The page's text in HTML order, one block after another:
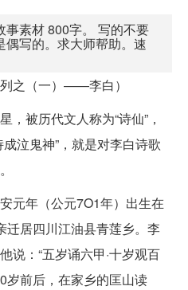
素材 800字。 写的不要
偶写的。求大师帮助。速
之（一）——李白）
，被历代文人称为“诗仙”，
泣鬼神”，就是对李白诗歌
元年（公元7O1年）出生在
迁居四川江油县青莲乡。李
说：“五岁诵六甲·十岁观百
岁前后，在家乡的匡山读